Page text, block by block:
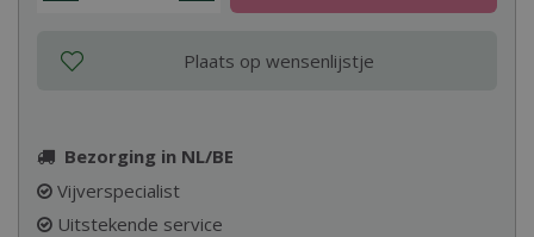
Bezorging in NL/BE
Vijverspecialist
Uitstekende service